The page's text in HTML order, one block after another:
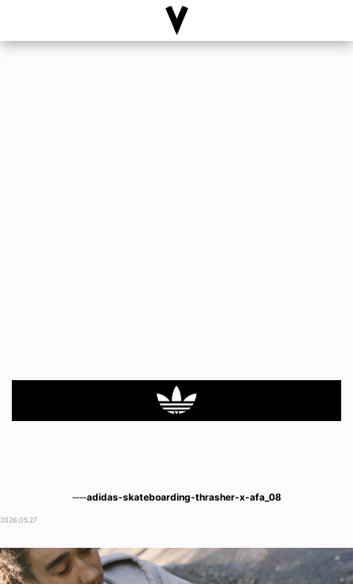
──adidas-skateboarding-thrasher-x-afa_08
2026.05.27